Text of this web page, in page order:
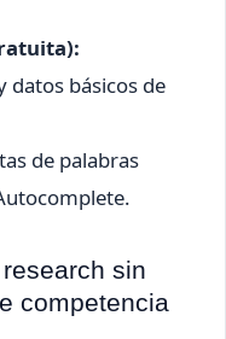
datos básicos de
de palabras
sin
competencia